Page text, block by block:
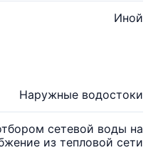
Иной
Наружные водостоки
сетевой воды на
из тепловой сети